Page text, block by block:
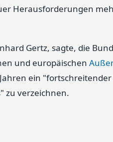
Herausforderungen
Gertz, sagte, die
und europäischen
ein
zu verzeichnen.